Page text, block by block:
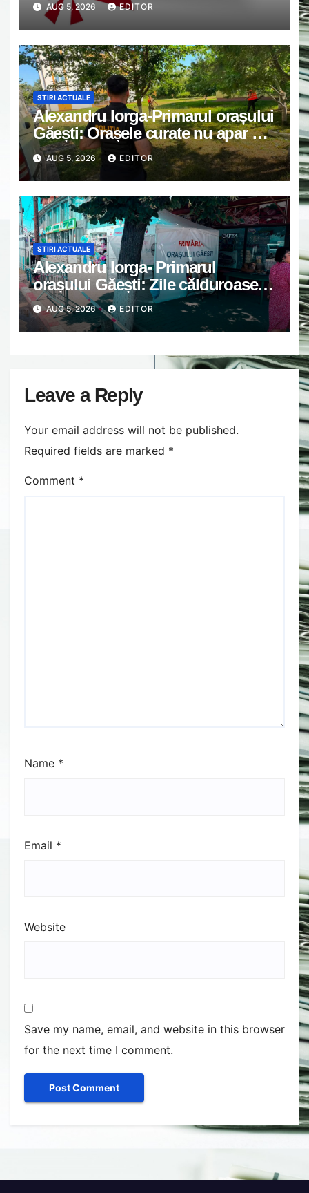
AUG 5, 2026 EDITOR
STIRI ACTUALE
Alexandru Iorga-Primarul orașului
Găești: Orașele curate nu apar din
întâmplare
AUG 5, 2026 EDITOR
STIRI ACTUALE
Alexandru Iorga- Primarul
orașului Găești: Zile călduroase.
Grijă unii de alții.
AUG 5, 2026 EDITOR
Leave a Reply
Your email address will not be published.
Required fields are marked *
Comment *
Name *
Email *
Website
Save my name, email, and website in this browser
for the next time I comment.